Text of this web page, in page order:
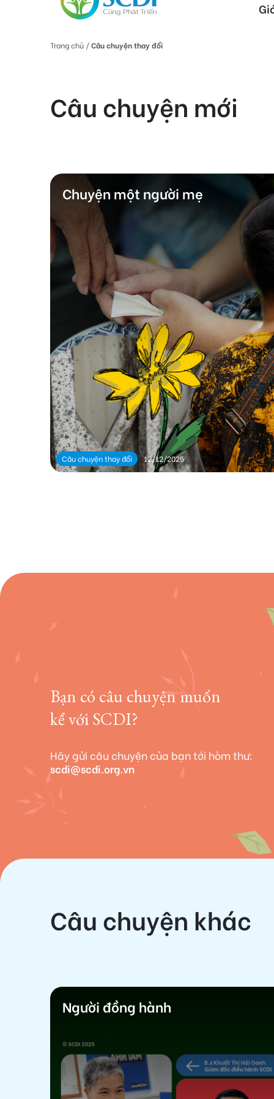
Trang chủ /Câu chuyện thay đổi
Câu chuyện mới
Chuyện một người mẹ
Câu chuyện thay đổi 12/12/2025
Bạn có câu chuyệnmuốn
kể với SCDI?
Hãy gửi câu chuyện của bạn tới hòm thư:
scdi@scdi.org.vn
Câu chuyện khác
Người đồng hành